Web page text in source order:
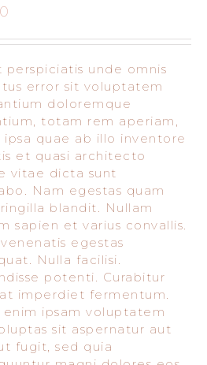
perspiciatis unde omnis
error sit voluptatem
doloremque
totam rem aperiam,
ipsa quae ab illo inventore
et quasi architecto
vitae dicta sunt
Nam egestas quam
blandit. Nullam
sapien et varius convallis.
egestas
Nulla facilisi.
potenti. Curabitur
imperdiet fermentum.
enim ipsam voluptatem
sit aspernatur aut
fugit, sed quia